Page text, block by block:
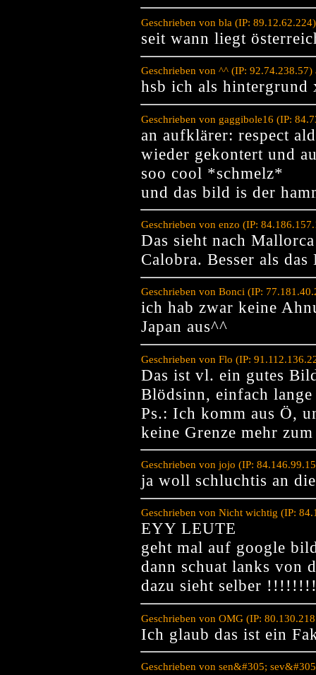
Geschrieben von bla (IP:
seit wann liegt
Geschrieben von ^^ (IP:
hsb ich als
Geschrieben von gaggibole16 (IP:
an aufklärer: respect
wieder gekontert und
soo cool *schmelz*
und das bild is der
Geschrieben von enzo (IP:
Das sieht nach
Calobra. Besser als
Geschrieben von Bonci (IP:
ich hab zwar keine
Japan aus^^
Geschrieben von Flo (IP:
Das ist vl. ein gutes
Blödsinn, einfach
Ps.: Ich komm aus Ö,
keine Grenze mehr
Geschrieben von jojo (IP:
ja woll schluchtis an
Geschrieben von Nicht wichtig (IP:
EYY LEUTE
geht mal auf google
dann schuat lanks von
dazu sieht selber
Geschrieben von OMG (IP:
Ich glaub das ist ein
Geschrieben von sen&#305;